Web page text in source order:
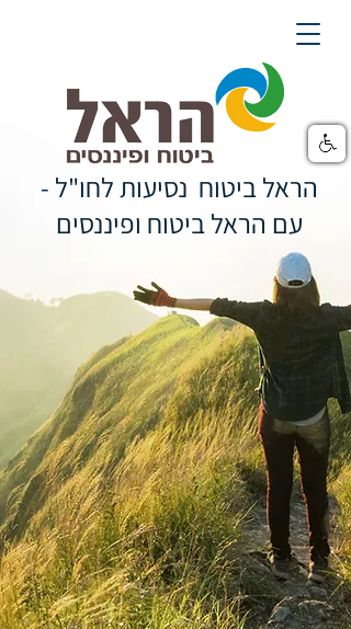
הראל ביטוח נסיעות לחו"ל -
עם הראל ביטוח ופיננסים